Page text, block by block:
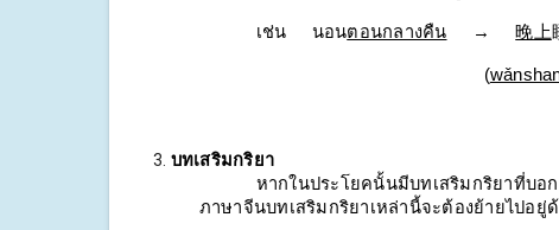
เช่น นอนตอนกลางคืน → 晚上
(
บทเสริมกริยา
หากในประโยคนั้นมีบทเสริมกริยาที่บอ
ภาษาจีนบทเสริมกริยาเหล่านี้จะต้องย้ายไปอยู่